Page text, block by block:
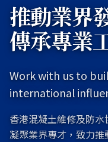
推動業界
傳承專業
Work with us to
international
香港混凝土維修及防水
凝聚業界專才，致力